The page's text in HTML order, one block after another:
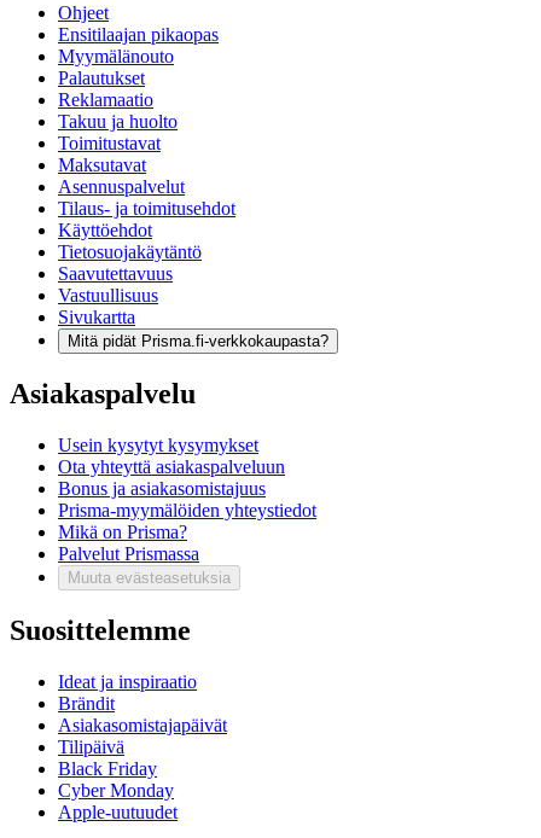
Ohjeet
Ensitilaajan pikaopas
Myymälänouto
Palautukset
Reklamaatio
Takuu ja huolto
Toimitustavat
Maksutavat
Asennuspalvelut
Tilaus- ja toimitusehdot
Käyttöehdot
Tietosuojakäytäntö
Saavutettavuus
Vastuullisuus
Sivukartta
Mitä pidät Prisma.fi-verkkokaupasta?
Asiakaspalvelu
Usein kysytyt kysymykset
Ota yhteyttä asiakaspalveluun
Bonus ja asiakasomistajuus
Prisma-myymälöiden yhteystiedot
Mikä on Prisma?
Palvelut Prismassa
Muuta evästeasetuksia
Suosittelemme
Ideat ja inspiraatio
Brändit
Asiakasomistajapäivät
Tilipäivä
Black Friday
Cyber Monday
Apple-uutuudet